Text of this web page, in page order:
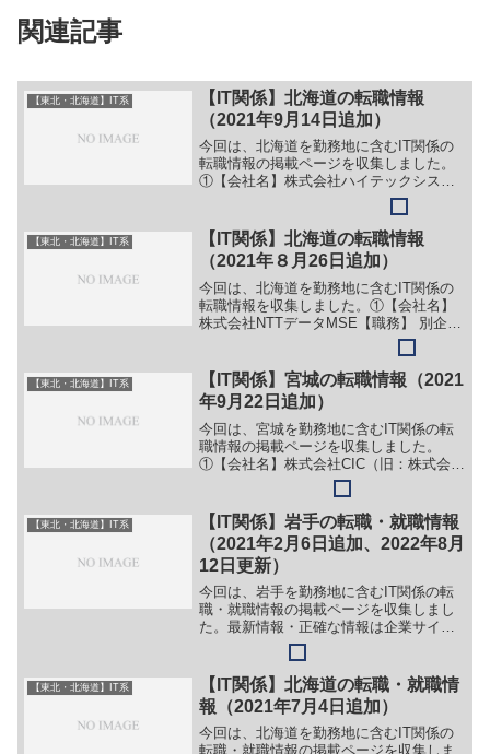
関連記事
【東北・北海道】IT系
【IT関係】北海道の転職情報
（2021年9月14日追加）
今回は、北海道を勤務地に含むIT関係の
転職情報の掲載ページを収集しました。
①【会社名】株式会社ハイテックシステ
ム【職務】（１）ソフトウェア開発【勤
務地】北海道恵庭市等【詳細】転職・就
職情報の詳細はこちら②【会社名】株式
会社シーエスアイ【職務...
【東北・北海道】IT系
【IT関係】北海道の転職情報
（2021年８月26日追加）
今回は、北海道を勤務地に含むIT関係の
転職情報を収集しました。①【会社名】
株式会社NTTデータMSE【職務】 別企業
のサイトに情報が掲載されているため、
詳細は省略。 【勤務地】北海道等【詳
細】転職・就職情報の詳細はこちら
②【会社名】株式会社...
【東北・北海道】IT系
【IT関係】宮城の転職情報（2021
年9月22日追加）
今回は、宮城を勤務地に含むIT関係の転
職情報の掲載ページを収集しました。
①【会社名】株式会社CIC（旧：株式会社
セントラル情報センター）【職務】
（１）システム営業職（２）プロジェク
トマネージャー／プロジェクトリーダー
（３）システムエンジニア...
【東北・北海道】IT系
【IT関係】岩手の転職・就職情報
（2021年2月6日追加、2022年8月
12日更新）
今回は、岩手を勤務地に含むIT関係の転
職・就職情報の掲載ページを収集しまし
た。最新情報・正確な情報は企業サイト
でご確認ください。①【会社名】東京シ
ステムズ株式会社【職務】［新卒・キャ
リア・中途］＞＞（１）システムエンジ
ニア＞＞（２）プログラ...
【東北・北海道】IT系
【IT関係】北海道の転職・就職情
報（2021年7月4日追加）
今回は、北海道を勤務地に含むIT関係の
転職・就職情報の掲載ページを収集しま